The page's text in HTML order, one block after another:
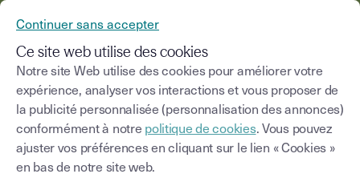
Blog
Choisir une catégorie Saisissez un terme
Continuer sans accepter
Ce site web utilise des cookies
Notre site Web utilise des cookies pour améliorer votre
expérience, analyser vos interactions et vous proposer de
la publicité personnalisée (personnalisation des annonces)
conformément à notre politique de cookies. Vous pouvez
ajuster vos préférences en cliquant sur le lien « Cookies »
en bas de notre site web.